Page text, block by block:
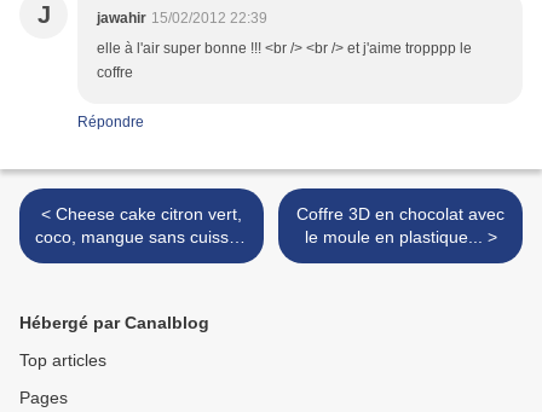
J jawahir 15/02/2012 22:39
elle à l'air super bonne !!! <br /> <br /> et j'aime tropppp le
coffre
Répondre
< Cheese cake citron vert,
coco, mangue sans cuisson
en verrine
Coffre 3D en chocolat avec
le moule en plastique... >
Hébergé par Canalblog
Top articles
Pages